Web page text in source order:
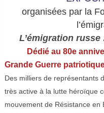
organisées par la
L’émigration
Dédié au 80e
Grande Guerre
Des milliers de représentants
très active à la lutte héroïque
mouvement de Résistance